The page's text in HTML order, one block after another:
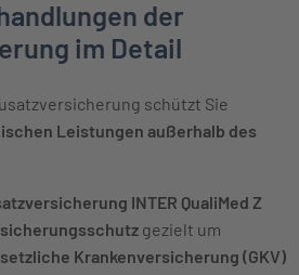
der
im Detail
schützt Sie
Leistungen außerhalb des
INTER QualiMed Z
gezielt um
Krankenversicherung (GKV)